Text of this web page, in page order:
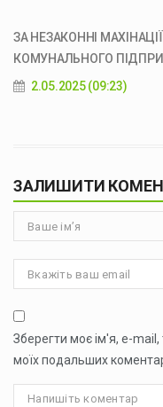
ЗА НЕЗАКОННІ
КОМУНАЛЬНОГО
2.05.2025 (09:23)
ЗАЛИШИТИ
Зберегти моє ім'я, e-
моїх подальших